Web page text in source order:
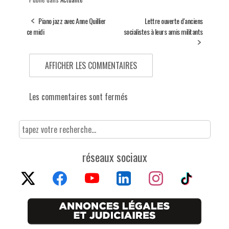
Piano jazz avec Anne Quillier
ce midi
Lettre ouverte d'anciens
socialistes à leurs amis militants
AFFICHER LES COMMENTAIRES
Les commentaires sont fermés
réseaux sociaux